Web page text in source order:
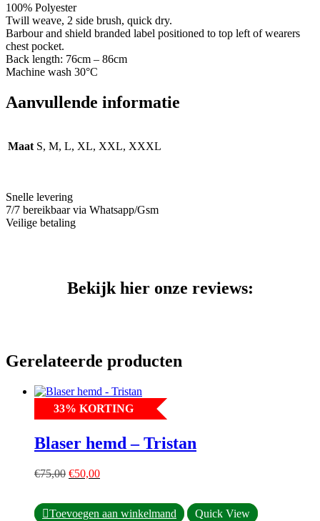
100% Polyester
Twill weave, 2 side brush, quick dry.
Barbour and shield branded label positioned to top left of wearers
chest pocket.
Back length: 76cm – 86cm
Machine wash 30°C
Aanvullende informatie
Maat S, M, L, XL, XXL, XXXL
Snelle levering
7/7 bereikbaar via Whatsapp/Gsm
Veilige betaling
Bekijk hier onze reviews:
Gerelateerde producten
33% KORTING
Blaser hemd – Tristan
€75,00 Oorspronkelijke
€75,00.
€50,00Huidige
€50,00.
Toevoegen aan winkelmand
DitQuick View